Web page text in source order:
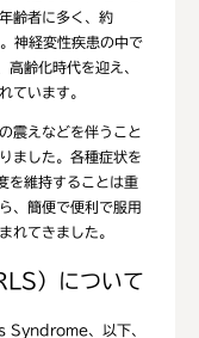
齢者に多く、約
神経変性疾患の中で
齢化時代を迎え、
ています。
震えなどを伴うこと
ました。各種症状を
を維持することは重
、簡便で便利で服用
れてきました。
）について
Syndrome、以下、